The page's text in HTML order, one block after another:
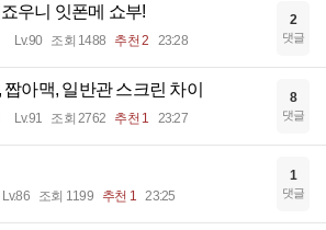
우니 잇폰메 쇼부!
Lv.90 조회 1488 추천 2 23:28
2
댓글
짭아맥, 일반관 스크린 차이
Lv.91 조회 2762 추천 1 23:27
8
댓글
Lv.86 조회 1199 추천 1 23:25
1
댓글